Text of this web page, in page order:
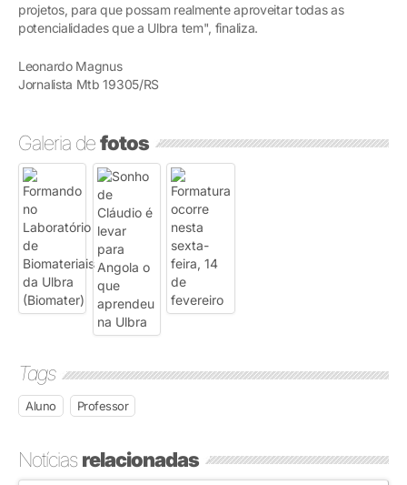
projetos, para que possam realmente aproveitar todas as
potencialidades que a Ulbra tem", finaliza.
Leonardo Magnus
Jornalista Mtb 19305/RS
Galeria defotos
Tags
Aluno Professor
Notíciasrelacionadas